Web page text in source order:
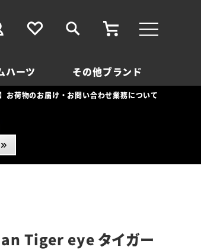
ハーツ その他ブランド
お荷物のお届け・お問い合わせ業務について
Tiger eye タイガー